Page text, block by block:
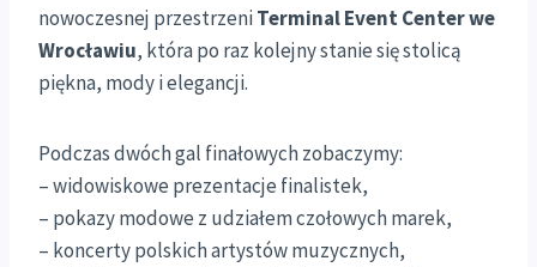
nowoczesnej przestrzeniTerminal Event Center we
Wrocławiu, która po raz kolejny stanie się stolicą
piękna, mody i elegancji.
Podczas dwóch gal finałowych zobaczymy:
– widowiskowe prezentacje finalistek,
– pokazy modowe z udziałem czołowych marek,
– koncerty polskich artystów muzycznych,